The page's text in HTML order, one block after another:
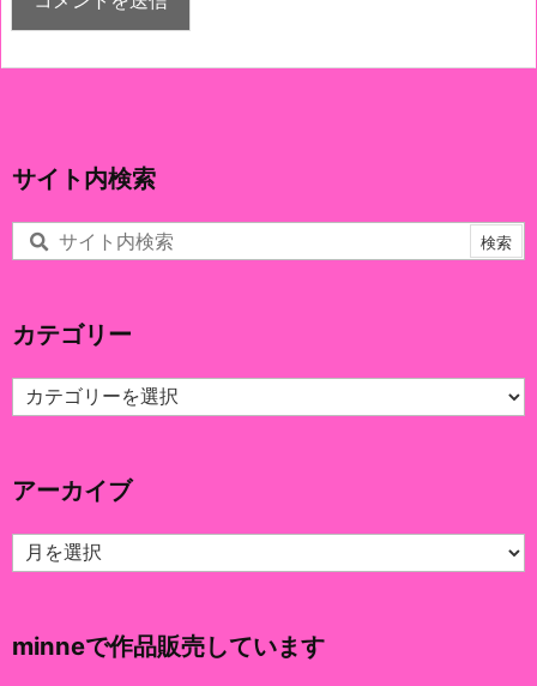
サイト内検索
カテゴリー
カ
テ
ー
アーカイブ
ア
ー
ブ
minneで作品販売しています